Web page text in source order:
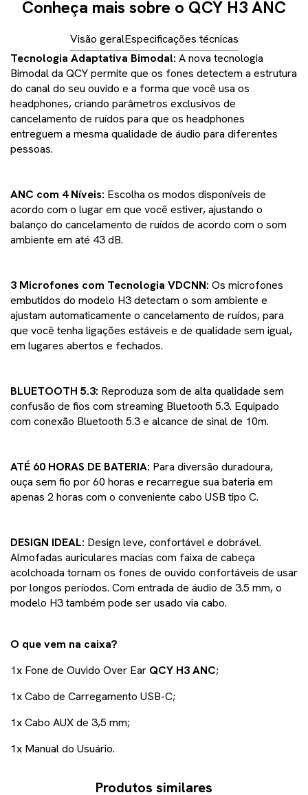
Conheça mais sobre o QCY H3 ANC
Visão geralEspecificações técnicas
Tecnologia Adaptativa Bimodal: A nova tecnologia
Bimodal da QCY permite que os fones detectem a estrutura
do canal do seu ouvido e a forma que você usa os
headphones, criando parâmetros exclusivos de
cancelamento de ruídos para que os headphones
entreguem a mesma qualidade de áudio para diferentes
pessoas.
ANC com 4 Níveis: Escolha os modos disponíveis de
acordo com o lugar em que você estiver, ajustando o
balanço do cancelamento de ruídos de acordo com o som
ambiente em até 43 dB.
3 Microfones com Tecnologia VDCNN: Os microfones
embutidos do modelo H3 detectam o som ambiente e
ajustam automaticamente o cancelamento de ruídos, para
que você tenha ligações estáveis e de qualidade sem igual,
em lugares abertos e fechados.
BLUETOOTH 5.3: Reproduza som de alta qualidade sem
confusão de fios com streaming Bluetooth 5.3. Equipado
com conexão Bluetooth 5.3 e alcance de sinal de 10m.
ATÉ 60 HORAS DE BATERIA: Para diversão duradoura,
ouça sem fio por 60 horas e recarregue sua bateria em
apenas 2 horas com o conveniente cabo USB tipo C.
DESIGN IDEAL: Design leve, confortável e dobrável.
Almofadas auriculares macias com faixa de cabeça
acolchoada tornam os fones de ouvido confortáveis de usar
por longos períodos. Com entrada de áudio de 3.5 mm, o
modelo H3 também pode ser usado via cabo.
O que vem na caixa?
1x Fone de Ouvido Over Ear QCY H3 ANC;
1x Cabo de Carregamento USB-C;
1x Cabo AUX de 3,5 mm;
1x Manual do Usuário.
Produtos similares